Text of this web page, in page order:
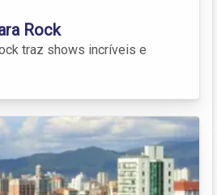
Rock
traz shows incríveis e